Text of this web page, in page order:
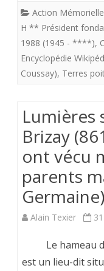
Action Mémorielle
H ** Président
1988 (1945 - ****),
Encyclopédie
Coussay), Terres
Lumières
Brizay
ont vécu
parents
Germaine)
Alain Texier
Le hameau de
est un lieu-dit